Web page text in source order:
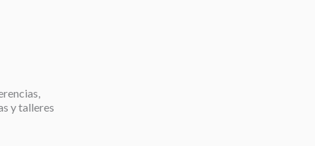
y talleres